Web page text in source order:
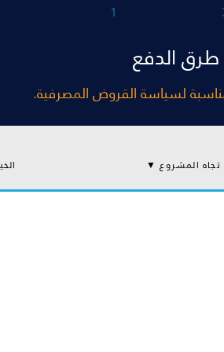
1
طرق الدفع
لسياسة القروض المصرفية.
تجاه المشروع ▼